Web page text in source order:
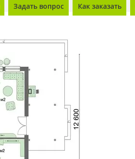
Задать вопрос Как заказать